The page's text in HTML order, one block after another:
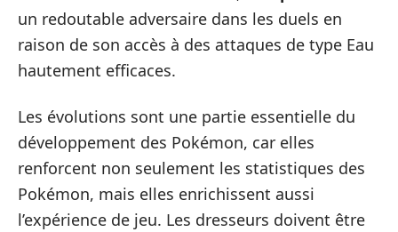
un redoutable adversaire dans les duels en
raison de son accès à des attaques de type Eau
hautement efficaces.
Les évolutions sont une partie essentielle du
développement des Pokémon, car elles
renforcent non seulement les statistiques des
Pokémon, mais elles enrichissent aussi
l’expérience de jeu. Les dresseurs doivent être